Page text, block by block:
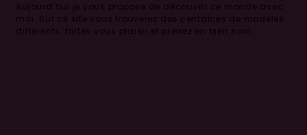
Aujourd’hui je vous propose de découvrir ce monde avec
moi. Sur ce site vous trouverez des centaines de modèles
différents, faites vous plaisir et prenez en bien soin .